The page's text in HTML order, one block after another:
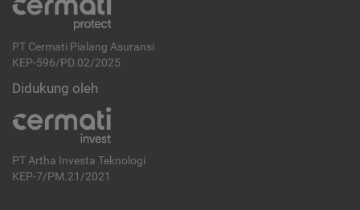
PT Cermati Pialang Asuransi
KEP-596/PD.02/2025
Didukung oleh
PT Artha Investa Teknologi
KEP-7/PM.21/2021